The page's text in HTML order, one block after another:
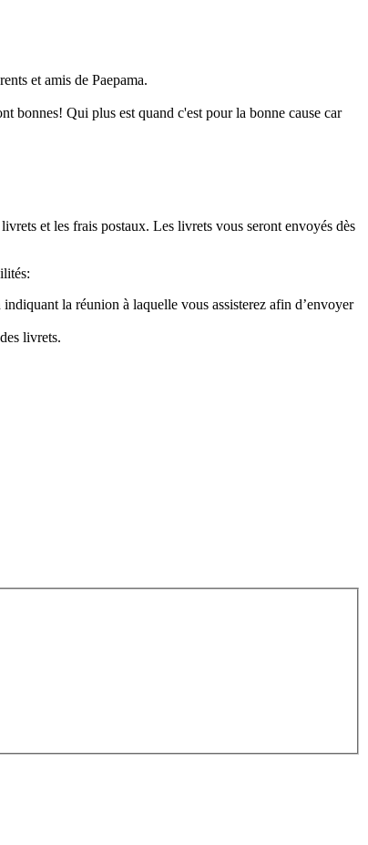
et amis de Paepama.
bonnes! Qui plus est quand c'est pour la bonne cause car
et les frais postaux. Les livrets vous seront envoyés dès
indiquant la réunion à laquelle vous assisterez afin d’envoyer
livrets.